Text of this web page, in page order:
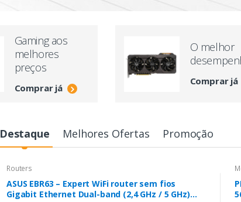
Gaming aos
melhores
preços
Comprar já
O melhor
Comprar já
Destaque Melhores Ofertas Promoção
Routers
ASUS EBR63 – Expert WiFi router sem fios
Gigabit Ethernet Dual-band (2,4 GHz / 5 GHz)